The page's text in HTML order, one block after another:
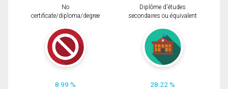
No
certificate/diploma/degree
8.99 %
Diplôme d'études
secondaires ou équivalent
28.22 %